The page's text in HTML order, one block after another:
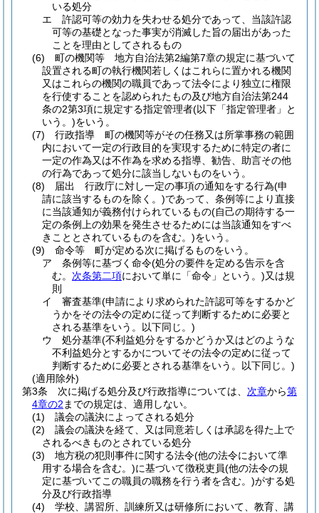
いる処分
エ
許認可等の効力を失わせる処分であって、当該許認
可等の基礎となった事実が消滅した旨の届出があった
ことを理由としてされるもの
(6)
町の機関等 地方自治法第2編第7章の規定に基づいて
設置される町の執行機関若しくはこれらに置かれる機関
又はこれらの機関の職員であって法令により独立に権限
を行使することを認められたもの及び地方自治法第244
条の2第3項に規定する指定管理者(以下「指定管理者」と
いう。)をいう。
(7)
行政指導 町の機関等がその任務又は所掌事務の範囲
内において一定の行政目的を実現するために特定の者に
一定の作為又は不作為を求める指導、勧告、助言その他
の行為であって処分に該当しないものをいう。
(8)
届出 行政庁に対し一定の事項の通知をする行為(申
請に該当するものを除く。)であって、条例等により直接
に当該通知が義務付けられているもの(自己の期待する一
定の条例上の効果を発生させるためには当該通知をすべ
きこととされているものを含む。)をいう。
(9)
命令等 町が定める次に掲げるものをいう。
ア
条例等に基づく命令(処分の要件を定める告示を含
む。 次条第二項において単に「命令」という。)又は規
則
イ
審査基準(申請により求められた許認可等をするかど
うかをその法令の定めに従って判断するために必要と
される基準をいう。以下同じ。)
ウ
処分基準(不利益処分をするかどうか又はどのような
不利益処分とするかについてその法令の定めに従って
判断するために必要とされる基準をいう。以下同じ。)
(適用除外)
第3条
次に掲げる処分及び行政指導については、 次章から第
4章の2 までの規定は、適用しない。
(1)
議会の議決によってされる処分
(2)
議会の議決を経て、又は同意若しくは承認を得た上で
されるべきものとされている処分
(3)
地方税の犯則事件に関する法令(他の法令において準
用する場合を含む。)に基づいて徴税吏員(他の法令の規
定に基づいてこの職員の職務を行う者を含む。)がする処
分及び行政指導
(4)
学校、講習所、訓練所又は研修所において、教育、講